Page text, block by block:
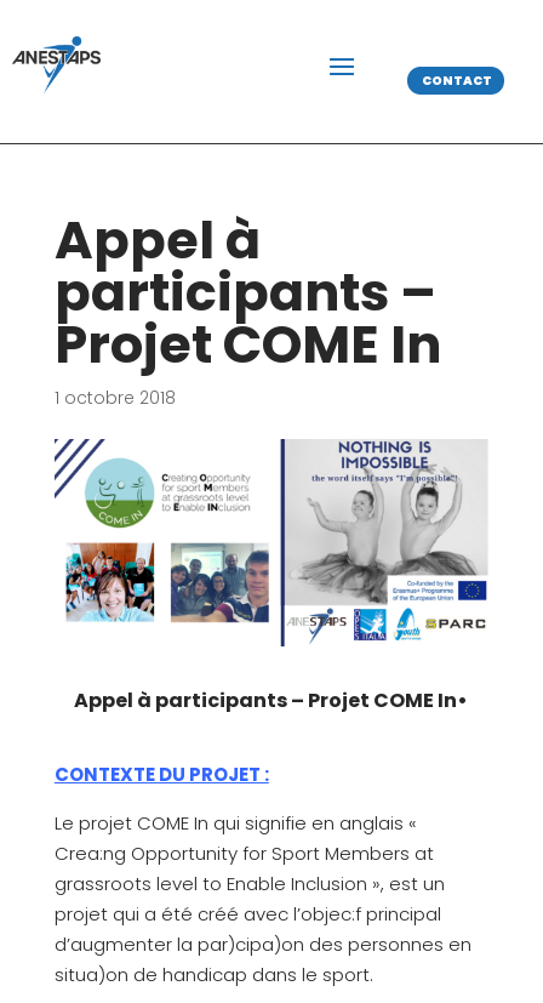
CONTACT
Appel à
participants –
Projet COME In
1 octobre 2018
Appel à participants – Projet COME In•
CONTEXTE DU PROJET :
Le projet COME In qui signifie en anglais «
Crea:ng Opportunity for Sport Members at
grassroots level to Enable Inclusion », est un
projet qui a été créé avec l’objec:f principal
d’augmenter la par)cipa)on des personnes en
situa)on de handicap dans le sport.